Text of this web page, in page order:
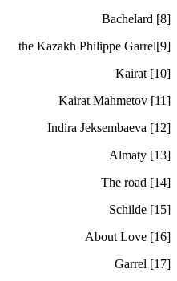
[8] Bachelard
[9]the Kazakh Philippe Garrel
[10] Kairat
[11] Kairat Mahmetov
[12] Indira Jeksembaeva
[13] Almaty
[14] The road
[15] Schilde
[16] About Love
[17] Garrel